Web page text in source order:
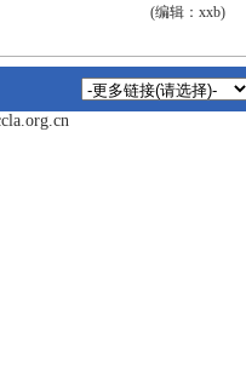
(编辑：xxb)